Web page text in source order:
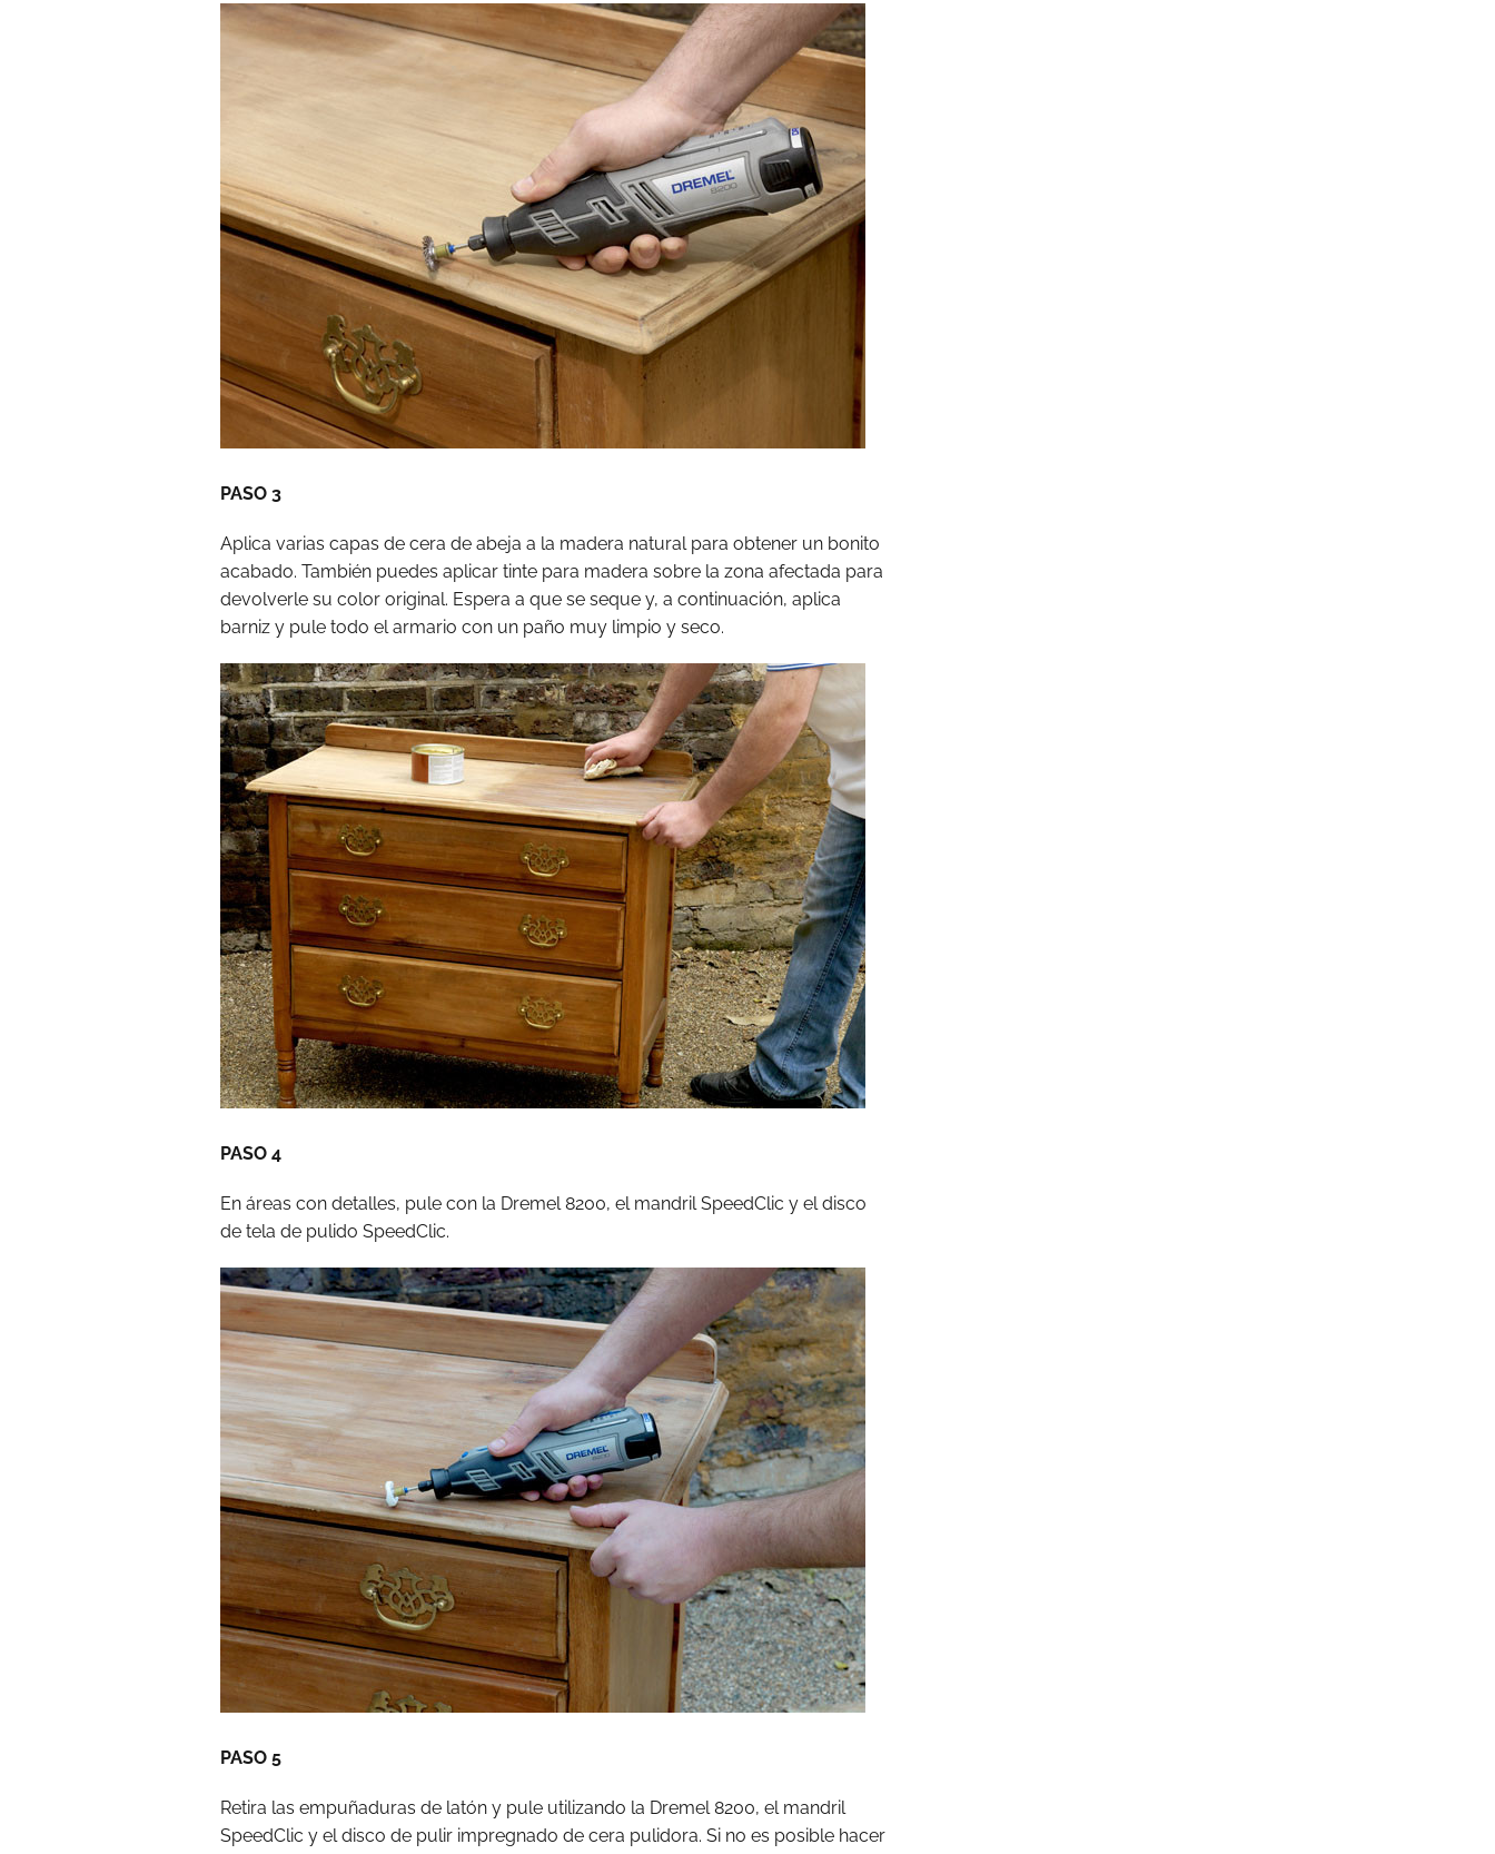
PASO 3
Aplica varias capas de cera de abeja a la madera natural para obtener un bonito
acabado. También puedes aplicar tinte para madera sobre la zona afectada para
devolverle su color original. Espera a que se seque y, a continuación, aplica
barniz y pule todo el armario con un paño muy limpio y seco.
PASO 4
En áreas con detalles, pule con la Dremel 8200, el mandril SpeedClic y el disco
de tela de pulido SpeedClic.
PASO 5
Retira las empuñaduras de latón y pule utilizando la Dremel 8200, el mandril
SpeedClic y el disco de pulir impregnado de cera pulidora. Si no es posible hacer